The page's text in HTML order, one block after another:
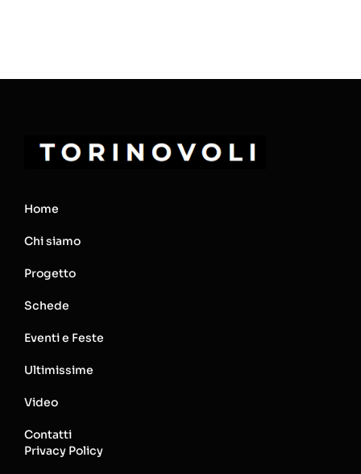
Home
Chi siamo
Progetto
Schede
Eventi e Feste
Ultimissime
Video
Contatti
Privacy Policy